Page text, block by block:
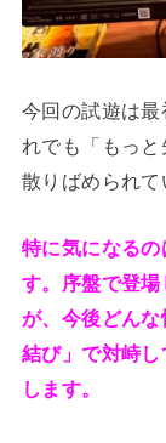
今回の試遊は
れでも「もっ
散りばめられて
特に気になる
す。序盤で登
が、今後どん
結び」で対峙
します。